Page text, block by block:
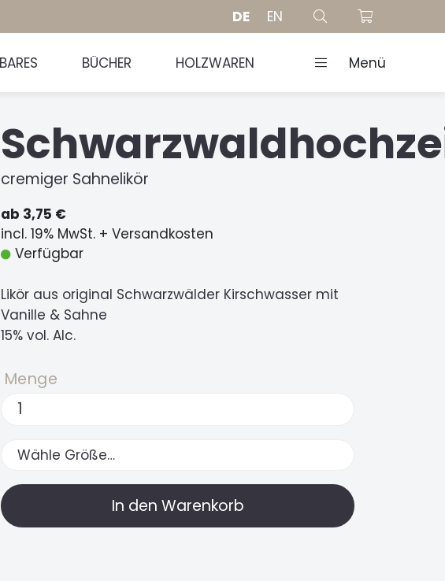
DE EN
BÜCHER HOLZWAREN Menü
cremiger Sahnelikör
ab 3,75 €
incl. 19% MwSt. + Versandkosten
Verfügbar
Likör aus original Schwarzwälder Kirschwasser mit
Vanille & Sahne
15% vol. Alc.
Menge